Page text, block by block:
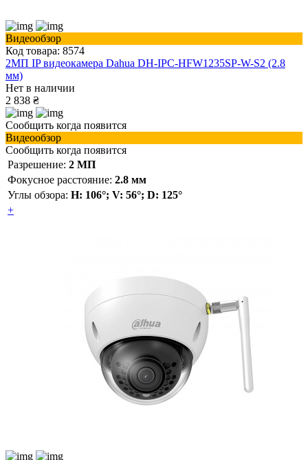
Видеообзор
Код товара: 8574
2МП IP видеокамера Dahua DH-IPC-HFW1235SP-W-S2 (2.8
мм)
Нет в наличии
2 838 ₴
Сообщить когда появится
Видеообзор
Сообщить когда появится
Разрешение: 2 МП
Фокусное расстояние: 2.8 мм
Углы обзора: H: 106°; V: 56°; D: 125°
+